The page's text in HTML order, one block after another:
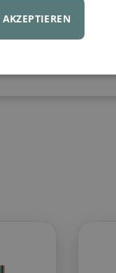
an den
bei jedem
möchten,
AKZEPTIEREN